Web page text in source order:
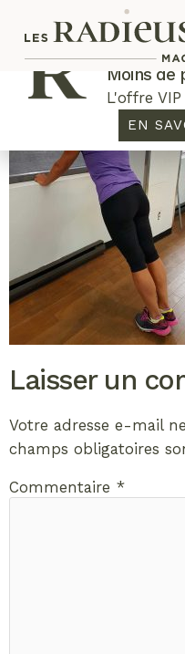
Laisser un
Votre adresse e-mail
champs obligatoires
Commentaire *
Plus de
Moins de
L'offre
EN